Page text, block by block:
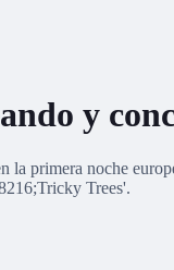
y
primera noche
Trees'.